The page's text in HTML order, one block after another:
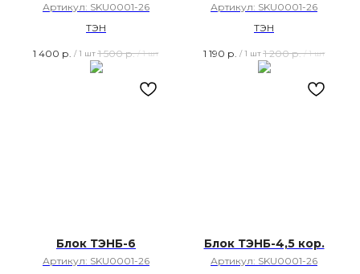
Артикул: SKU0001-26
ТЭН
1 400 р. / 1 шт 1 500 р. / 1 шт
Артикул: SKU0001-26
ТЭН
1 190 р. / 1 шт 1 200 р. / 1 шт
Блок ТЭНБ-6
Артикул: SKU0001-26
Блок ТЭНБ-4,5 кор.
Артикул: SKU0001-26